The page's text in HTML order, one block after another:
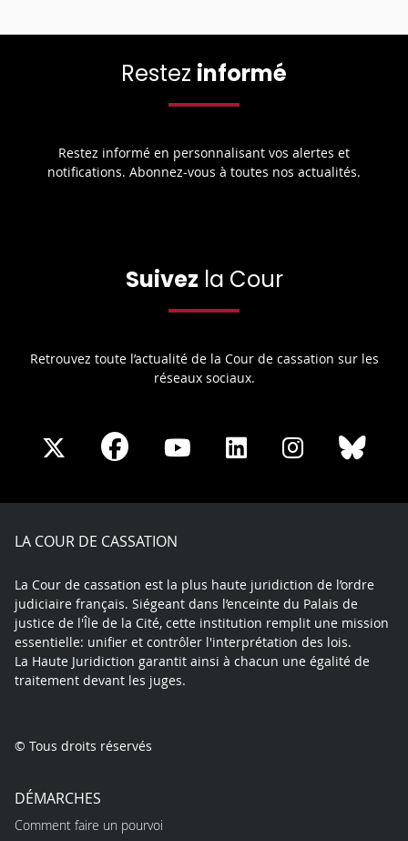
Restez informé
Restez informé en personnalisant vos alertes et
notifications. Abonnez-vous à toutes nos actualités.
Suivez la Cour
Retrouvez toute l’actualité de la Cour de cassation sur les
réseaux sociaux.
Share
X
Share
Facebook
Share
Youtube
Share
LinkedIn
Share
Instagram
LA COUR DE CASSATION
La Cour de cassation est la plus haute juridiction de l’ordre
judiciaire français. Siégeant dans l’enceinte du Palais de
justice de l'Île de la Cité, cette institution remplit une mission
essentielle: unifier et contrôler l'interprétation des lois.
La Haute Juridiction garantit ainsi à chacun une égalité de
traitement devant les juges.
© Tous droits réservés
DÉMARCHES
Comment faire un pourvoi